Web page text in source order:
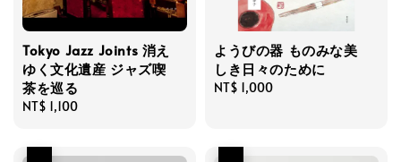
Tokyo Jazz Joints 消え
ゆく文化遺産 ジャズ喫
茶を巡る
Regular
NT$ 1,100
ようびの器 ものみな美
しき日々のために
Regular
NT$ 1,000